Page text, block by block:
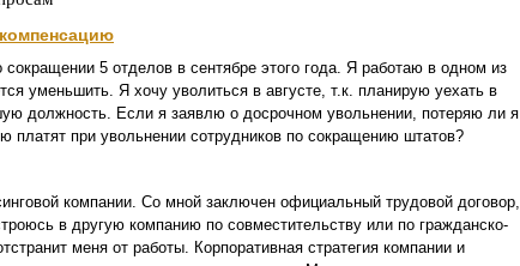
5 отделов в сентябре этого года. Я работаю в одном из
уменьшить. Я хочу уволиться в августе, т.к. планирую уехать в
должность. Если я заявлю о досрочном увольнении, потеряю ли я
платят при увольнении сотрудников по сокращению штатов?
компании. Со мной заключен официальный трудовой договор,
в другую компанию по совместительству или по гражданско-
меня от работы. Корпоративная стратегия компании и